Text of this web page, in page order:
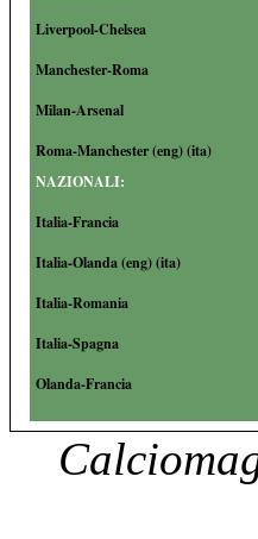
Liverpool-Chelsea
Manchester-Roma
Milan-Arsenal
Roma-Manchester (eng) (ita)
NAZIONALI:
Italia-Francia
Italia-Olanda (eng) (ita)
Italia-Romania
Italia-Spagna
Olanda-Francia